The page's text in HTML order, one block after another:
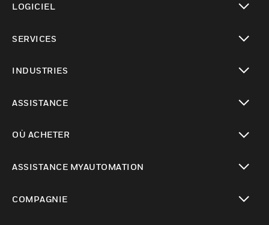
LOGICIEL
SERVICES
INDUSTRIES
ASSISTANCE
OÙ ACHETER
ASSISTANCE MYAUTOMATION
COMPAGNIE